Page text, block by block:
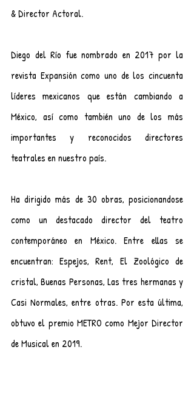
& Director Actoral.
Diego del Río fue nombrado en 2017 por la
revista Expansión como uno de los cincuenta
líderes mexicanos que están cambiando a
México, así como también uno de los más
importantes y reconocidos directores
teatrales en nuestro país.
Ha dirigido más de 30 obras, posicionandose
como un destacado director del teatro
contemporáneo en México. Entre ellas se
encuentran: Espejos, Rent, El Zoológico de
cristal, Buenas Personas, Las tres hermanas y
Casi Normales, entre otras. Por esta última,
obtuvo el premio METRO como Mejor Director
de Musical en 2019.